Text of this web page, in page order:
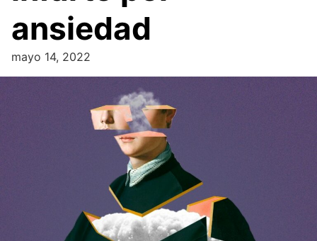
ansiedad
mayo 14, 2022